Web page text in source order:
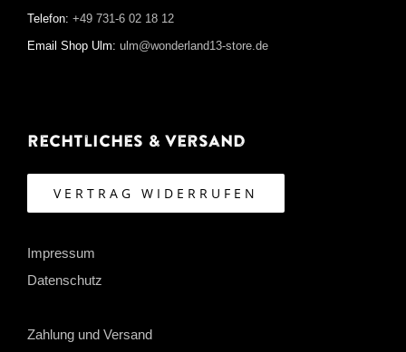
Telefon: +49 731-6 02 18 12
Email Shop Ulm: ulm@wonderland13-store.de
Rechtliches & Versand
VERTRAG WIDERRUFEN
Impressum
Datenschutz
Zahlung und Versand